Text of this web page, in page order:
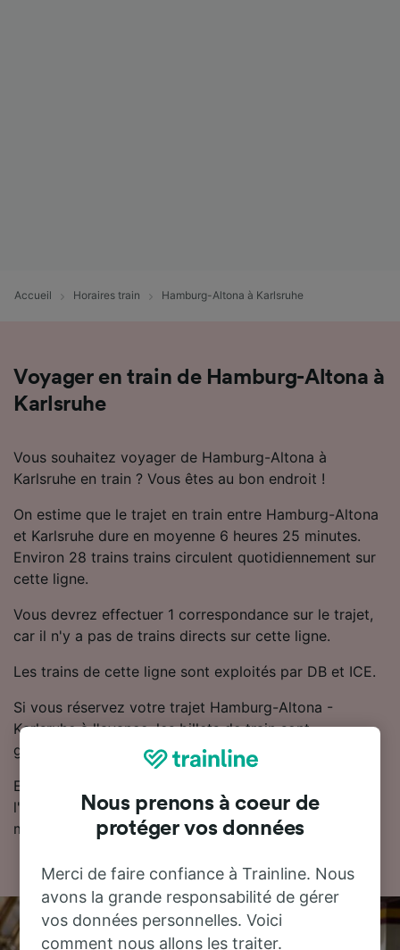
Accueil Horaires train Hamburg-Altona à Karlsruhe
Voyager en train de Hamburg-Altona à
Karlsruhe
Vous souhaitez voyager de Hamburg-Altona à
Karlsruhe en train ? Vous êtes au bon endroit !
On estime que le trajet en train entre Hamburg-Altona
et Karlsruhe dure en moyenne 6 heures 25 minutes.
Environ 28 trains trains circulent quotidiennement sur
cette ligne.
Vous devrez effectuer 1 correspondance sur le trajet,
car il n'y a pas de trains directs sur cette ligne.
Les trains de cette ligne sont exploités par DB et ICE.
Si vous réservez votre trajet Hamburg-Altona -
Karlsruhe à l'avance, les billets de train sont
généralement moins chers.
Essayez notre planificateur de voyage pour trouver
l'horaire, le billet et le prix qui vous conviennent le
mieux.
Nous prenons à coeur de
protéger vos données
Merci de faire confiance à Trainline. Nous
avons la grande responsabilité de gérer
vos données personnelles. Voici
comment nous allons les traiter.